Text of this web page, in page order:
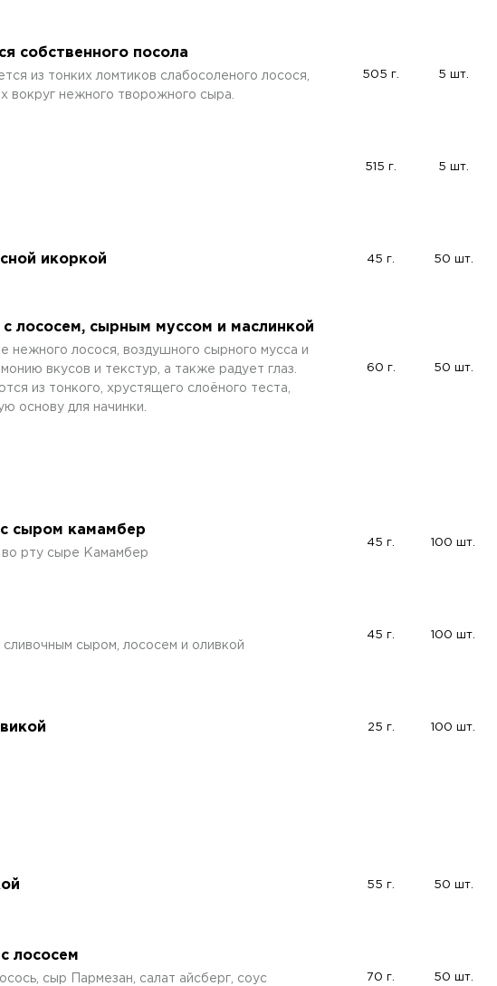
собственного посола
из тонких ломтиков слабосоленого лосося,
вокруг нежного творожного сыра.
505 г. 5 шт.
515 г. 5 шт.
икоркой 45 г. 50 шт.
с лососем, сырным муссом и маслинкой
нежного лосося, воздушного сырного мусса и
вкусов и текстур, а также радует глаз.
из тонкого, хрустящего слоёного теста,
основу для начинки.
60 г. 50 шт.
сыром камамбер
рту сыре Камамбер
45 г. 100 шт.
сыром, лососем и оливкой
45 г. 100 шт.
25 г. 100 шт.
55 г. 50 шт.
лососем
сыр Пармезан, салат айсберг, соус
70 г. 50 шт.